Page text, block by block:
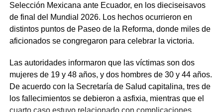
Selección Mexicana ante Ecuador, en los dieciseisavos
de final del Mundial 2026. Los hechos ocurrieron en
distintos puntos de Paseo de la Reforma, donde miles de
aficionados se congregaron para celebrar la victoria.
Las autoridades informaron que las víctimas son dos
mujeres de 19 y 48 años, y dos hombres de 30 y 44 años.
De acuerdo con la Secretaría de Salud capitalina, tres de
los fallecimientos se debieron a asfixia, mientras que el
cuarto caso estuvo relacionado con complicaciones